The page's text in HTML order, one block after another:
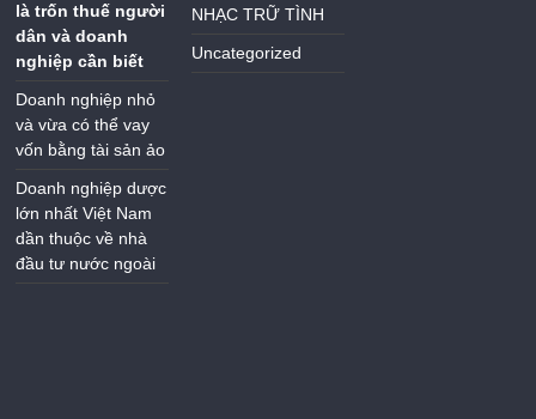
là trốn thuế người
dân và doanh
nghiệp cần biết
Doanh nghiệp nhỏ
và vừa có thể vay
vốn bằng tài sản ảo
Doanh nghiệp dược
lớn nhất Việt Nam
dần thuộc về nhà
đầu tư nước ngoài
NHẠC TRỮ TÌNH
Uncategorized